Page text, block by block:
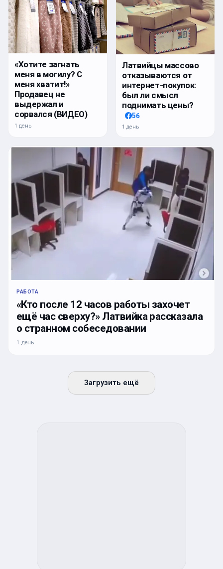
«Хотите загнать
меня в могилу? С
меня хватит!»
Продавец не
выдержал и
сорвался (ВИДЕО)
1 день
Латвийцы массово
отказываются от
интернет-покупок:
был ли смысл
поднимать цены?
56
1 день
РАБОТА
«Кто после 12 часов работы захочет
ещё час сверху?» Латвийка рассказала
о странном собеседовании
1 день
Загрузить ещё